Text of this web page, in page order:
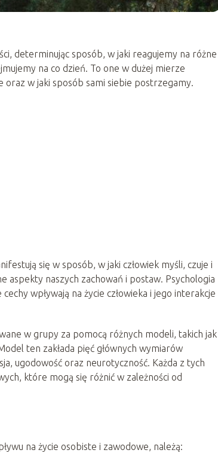
determinując sposób, w jaki reagujemy na różne
na co dzień. To one w dużej mierze
w jaki sposób sami siebie postrzegamy.
się w sposób, w jaki człowiek myśli, czuje i
aspekty naszych zachowań i postaw. Psychologia
wpływają na życie człowieka i jego interakcje
w grupy za pomocą różnych modeli, takich jak
Model ten zakłada pięć głównych wymiarów
ugodowość oraz neurotyczność. Każda z tych
które mogą się różnić w zależności od
na życie osobiste i zawodowe, należą: